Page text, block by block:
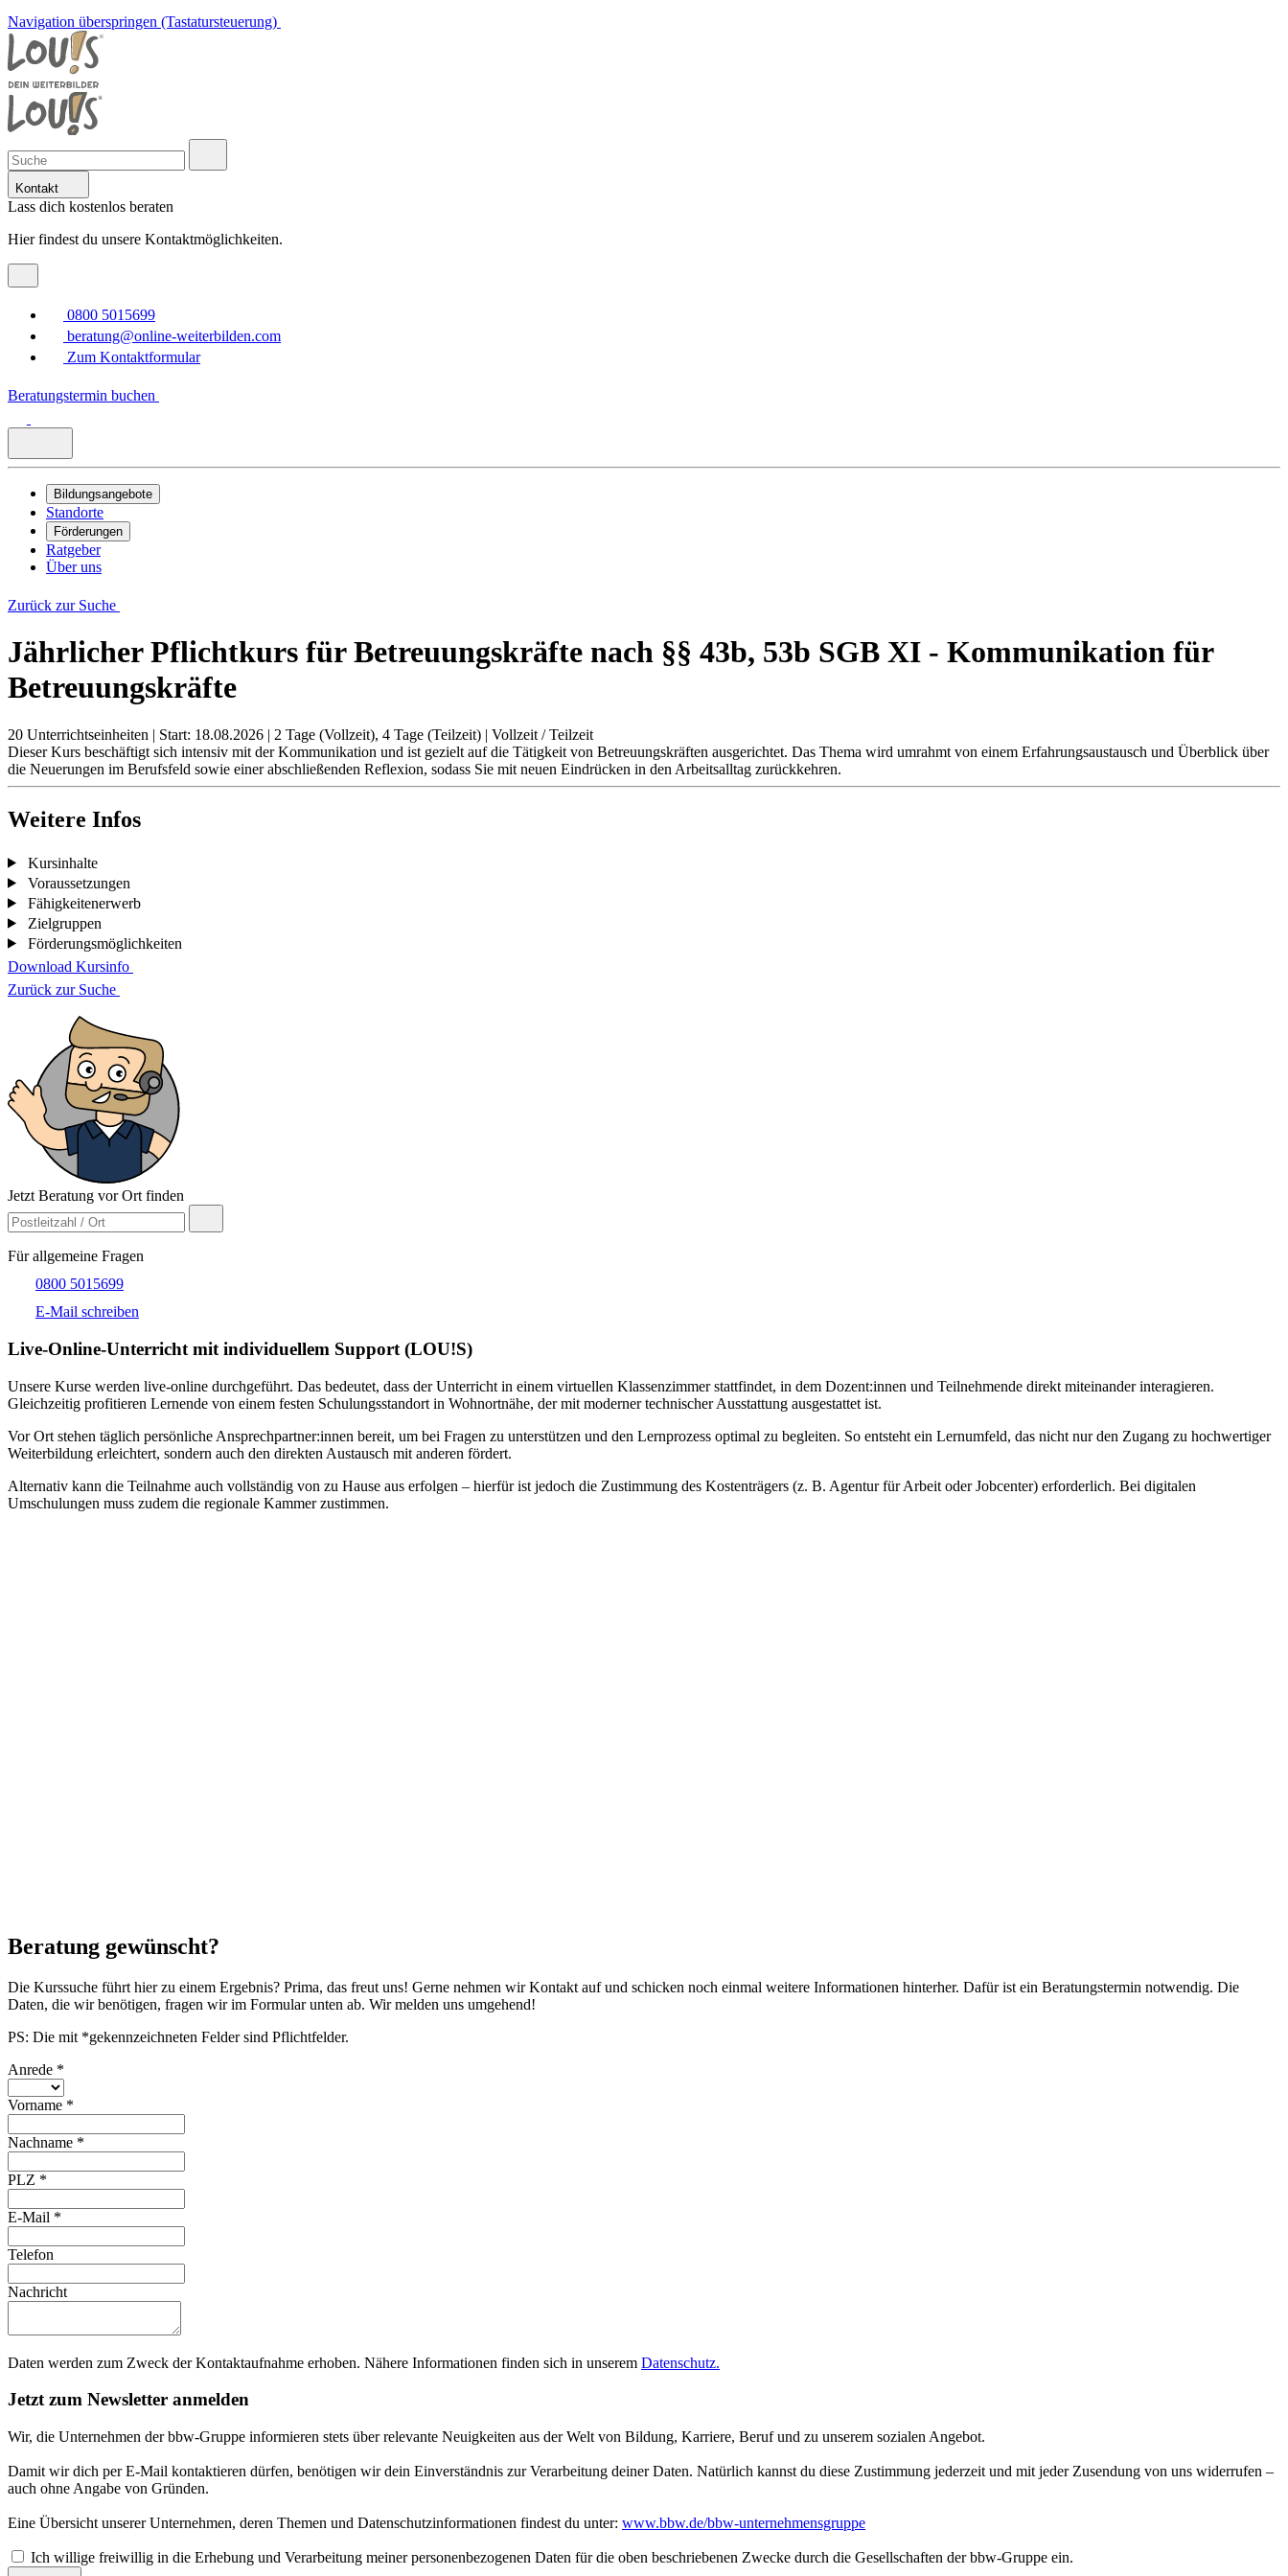
Navigation überspringen (Tastatursteuerung)
Kontakt
Lass dich kostenlos beraten
Hier findest du unsere Kontaktmöglichkeiten.
0800 5015699
beratung@online-weiterbilden.com
Zum Kontaktformular
Beratungstermin buchen
Bildungsangebote
Standorte
Förderungen
Ratgeber
Über uns
Zurück zur Suche
Jährlicher Pflichtkurs für Betreuungskräfte nach §§ 43b, 53b SGB XI - Kommunikation für
Betreuungskräfte
20 Unterrichtseinheiten | Start: 18.08.2026 | 2 Tage (Vollzeit), 4 Tage (Teilzeit) | Vollzeit / Teilzeit
Dieser Kurs beschäftigt sich intensiv mit der Kommunikation und ist gezielt auf die Tätigkeit von Betreuungskräften ausgerichtet. Das Thema wird umrahmt von einem Erfahrungsaustausch und Überblick über
die Neuerungen im Berufsfeld sowie einer abschließenden Reflexion, sodass Sie mit neuen Eindrücken in den Arbeitsalltag zurückkehren.
Weitere Infos
Kursinhalte
Voraussetzungen
Fähigkeitenerwerb
Zielgruppen
Förderungsmöglichkeiten
Download Kursinfo
Zurück zur Suche
Jetzt Beratung vor Ort finden
Für allgemeine Fragen
0800 5015699
E-Mail schreiben
Live-​Online-Unterricht mit individuellem Support (LOU!S)
Unsere Kurse werden live-online durchgeführt. Das bedeutet, dass der Unterricht in einem virtuellen Klassenzimmer stattfindet, in dem Dozent:innen und Teilnehmende direkt miteinander interagieren.
Gleichzeitig profitieren Lernende von einem festen Schulungsstandort in Wohnortnähe, der mit moderner technischer Ausstattung ausgestattet ist.
Vor Ort stehen täglich persönliche Ansprechpartner:innen bereit, um bei Fragen zu unterstützen und den Lernprozess optimal zu begleiten. So entsteht ein Lernumfeld, das nicht nur den Zugang zu hochwertiger
Weiterbildung erleichtert, sondern auch den direkten Austausch mit anderen fördert.
Alternativ kann die Teilnahme auch vollständig von zu Hause aus erfolgen – hierfür ist jedoch die Zustimmung des Kostenträgers (z. B. Agentur für Arbeit oder Jobcenter) erforderlich. Bei digitalen
Umschulungen muss zudem die regionale Kammer zustimmen.
Beratung gewünscht?
Die Kurssuche führt hier zu einem Ergebnis? Prima, das freut uns! Gerne nehmen wir Kontakt auf und schicken noch einmal weitere Informationen hinterher. Dafür ist ein Beratungstermin notwendig. Die
Daten, die wir benötigen, fragen wir im Formular unten ab. Wir melden uns umgehend!
PS: Die mit *gekennzeichneten Felder sind Pflichtfelder.
Anrede *
Vorname *
Nachname *
PLZ *
E-Mail *
Telefon
Nachricht
Daten werden zum Zweck der Kontaktaufnahme erhoben. Nähere Informationen finden sich in unserem Datenschutz.
Jetzt zum Newsletter anmelden
Wir, die Unternehmen der bbw-Gruppe informieren stets über relevante Neuigkeiten aus der Welt von Bildung, Karriere, Beruf und zu unserem sozialen Angebot.
Damit wir dich per E-Mail kontaktieren dürfen, benötigen wir dein Einverständnis zur Verarbeitung deiner Daten. Natürlich kannst du diese Zustimmung jederzeit und mit jeder Zusendung von uns widerrufen –
auch ohne Angabe von Gründen.
Eine Übersicht unserer Unternehmen, deren Themen und Datenschutzinformationen findest du unter: www.bbw.de/bbw-unternehmensgruppe
Ich willige freiwillig in die Erhebung und Verarbeitung meiner personenbezogenen Daten für die oben beschriebenen Zwecke durch die Gesellschaften der bbw-Gruppe ein.